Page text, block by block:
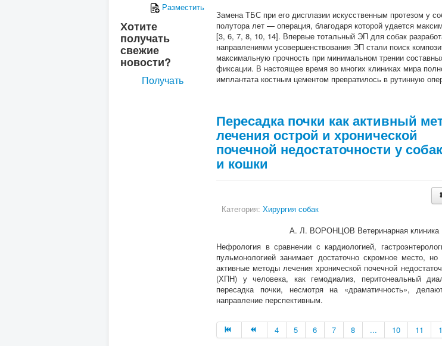
Разместить
Хотите
получать
свежие
новости?
Получать
Замена ТБС при его дисплазии искусственным протезом у
полутора лет — операция, благодаря которой удается
[3, 6, 7, 8, 10, 14]. Впервые тотальный ЭП для собак
направлениями усовершенствования ЭП стали поиск
максимальную прочность при минимальном трении
фиксации. В настоящее время во многих клиниках мира
имплантата костным цементом превратилось в рутинную
Пересадка почки как активный
лечения острой и хронической
почечной недостаточности у
и кошки
Категория: Хирургия собак
А. Л. ВОРОНЦОВ Ветеринарная
Нефрология в сравнении с кардиологией,
пульмонологией занимает достаточно скромное место, но
активные методы лечения хронической почечной
(ХПН) у человека, как гемодиализ, перитонеальный
пересадка почки, несмотря на «драматичность»,
направление перспективным.
4 5 6 7 8 ... 10 11